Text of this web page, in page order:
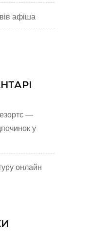
афіша
—
у
онлайн